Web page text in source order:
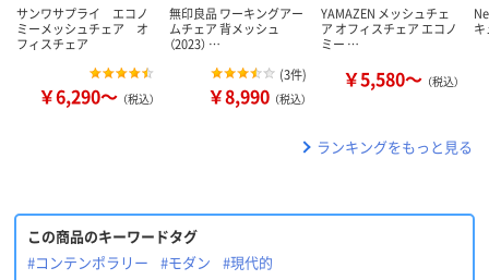
サンワサプライ エコノ
ミーメッシュチェア オ
フィスチェア
￥6,290～ （税込）
無印良品 ワーキングアー
ムチェア 背メッシュ
（2023） …
(3件)
￥8,990 （税込）
YAMAZEN メッシュチェ
ア オフィスチェア エコノ
ミー …
￥5,580～ （税込）
ランキングをもっと見る
この商品のキーワードタグ
#コンテンポラリー
#モダン #現代的